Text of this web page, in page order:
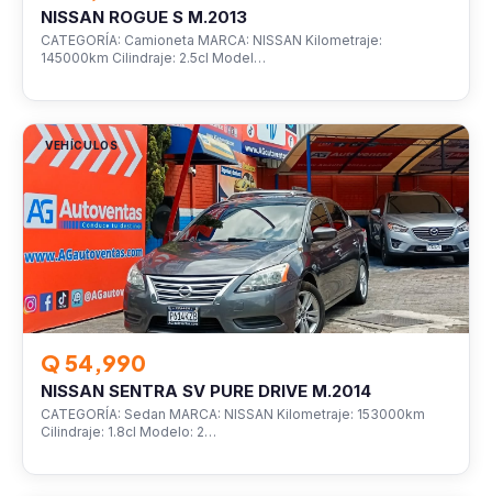
NISSAN ROGUE S M.2013
CATEGORÍA: Camioneta MARCA: NISSAN Kilometraje:
145000km Cilindraje: 2.5cl Model…
VEHÍCULOS
Q 54,990
NISSAN SENTRA SV PURE DRIVE M.2014
CATEGORÍA: Sedan MARCA: NISSAN Kilometraje: 153000km
Cilindraje: 1.8cl Modelo: 2…